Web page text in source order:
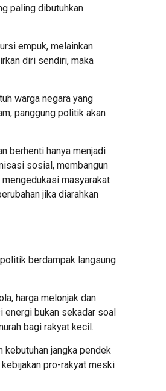
paling dibutuhkan
empuk, melainkan
diri sendiri, maka
warga negara yang
panggung politik akan
berhenti hanya menjadi
sosial, membangun
masyarakat
jika diarahkan
berdampak langsung
harga melonjak dan
energi bukan sekadar soal
bagi rakyat kecil.
kebutuhan jangka pendek
pro-rakyat meski